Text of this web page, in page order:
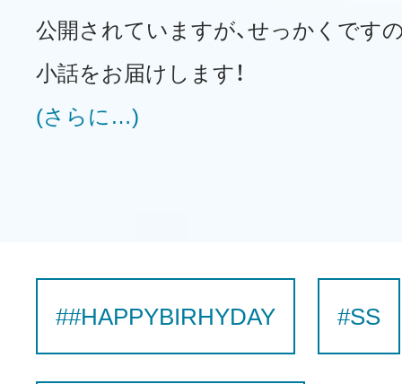
公開されていますが、せっかくです
小話をお届けします！
(さらに…)
##HAPPYBIRHYDAY #SS